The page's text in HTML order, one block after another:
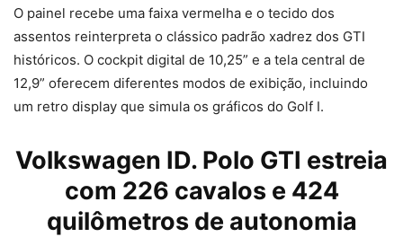
O painel recebe uma faixa vermelha e o tecido dos
assentos reinterpreta o clássico padrão xadrez dos GTI
históricos. O cockpit digital de 10,25” e a tela central de
12,9” oferecem diferentes modos de exibição, incluindo
um retro display que simula os gráficos do Golf I.
Volkswagen ID. Polo GTI estreia
com 226 cavalos e 424
quilômetros de autonomia